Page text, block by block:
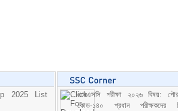
2025 List
এসএসসি পরীক্ষা ২০২৬ বিষয়:
কোড-১৪০ প্রধান পরীক্ষকদের